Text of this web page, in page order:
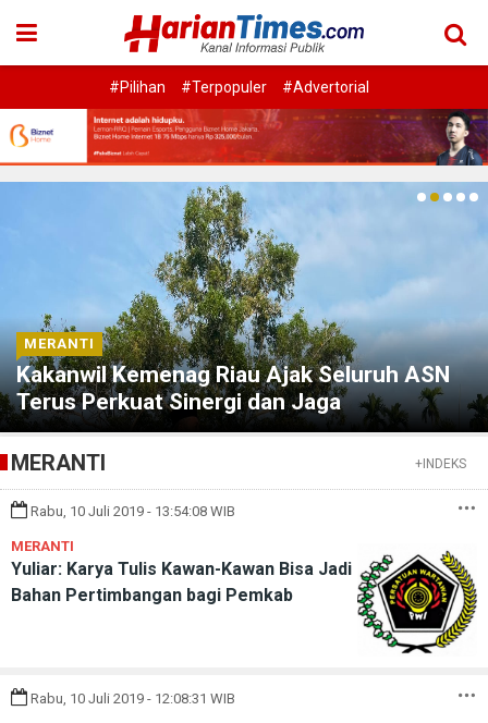
#Pilihan #Terpopuler #Advertorial
MERANTI
Kakanwil Kemenag Riau Ajak Seluruh ASN
Terus Perkuat Sinergi dan Jaga
Kekompakan
MERANTI
+INDEKS
Rabu, 10 Juli 2019 - 13:54:08 WIB
MERANTI
Yuliar: Karya Tulis Kawan-Kawan Bisa Jadi
Bahan Pertimbangan bagi Pemkab
Rabu, 10 Juli 2019 - 12:08:31 WIB